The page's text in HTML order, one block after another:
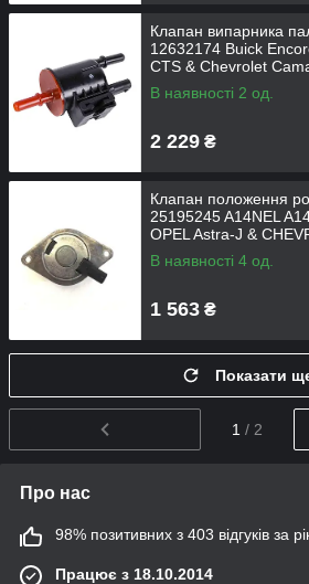
Клапан випарника
12632174 Buick
CTS & Chevrolet
В наявності 2 од.
2 229 ₴
Клапан положення
25195245 A14NEL
OPEL Astra-J &
В наявності 4 од.
1 563 ₴
Показати
1 / 2
Про нас
98% позитивних з 403 відгуків за
Працює з 18.10.2014